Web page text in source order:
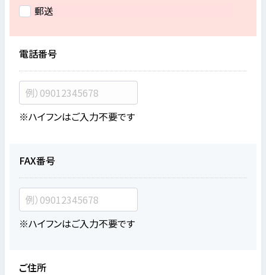
郵送
電話番号
※ハイフンはご入力不要です
FAX番号
※ハイフンはご入力不要です
ご住所